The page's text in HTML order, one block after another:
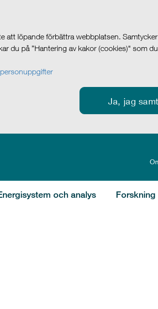
att löpande förbättra webbplatsen.
du på ”Hantering av kakor (cookies)" som
Ja, jag
och analys